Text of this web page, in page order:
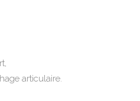
articulaire.